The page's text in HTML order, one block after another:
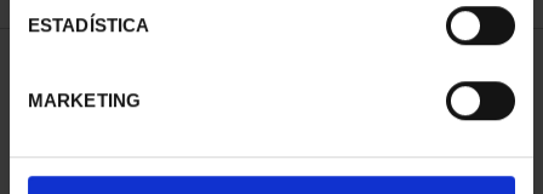
ESTADÍSTICA
MARKETING